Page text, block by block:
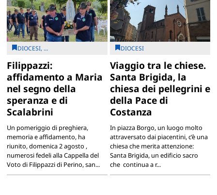
DIOCESI, ...
Filippazzi:
affidamento a Maria
nel segno della
speranza e di
Scalabrini
Un pomeriggio di preghiera,
memoria e affidamento, ha
riunito, domenica 2 agosto ,
numerosi fedeli alla Cappella del
Voto di Filippazzi di Perino, san...
DIOCESI
Viaggio tra le chiese.
Santa Brigida, la
chiesa dei pellegrini e
della Pace di
Costanza
In piazza Borgo, un luogo molto
attraversato dai piacentini, c’è una
chiesa che merita attenzione:
Santa Brigida, un edificio sacro
che continua a r...